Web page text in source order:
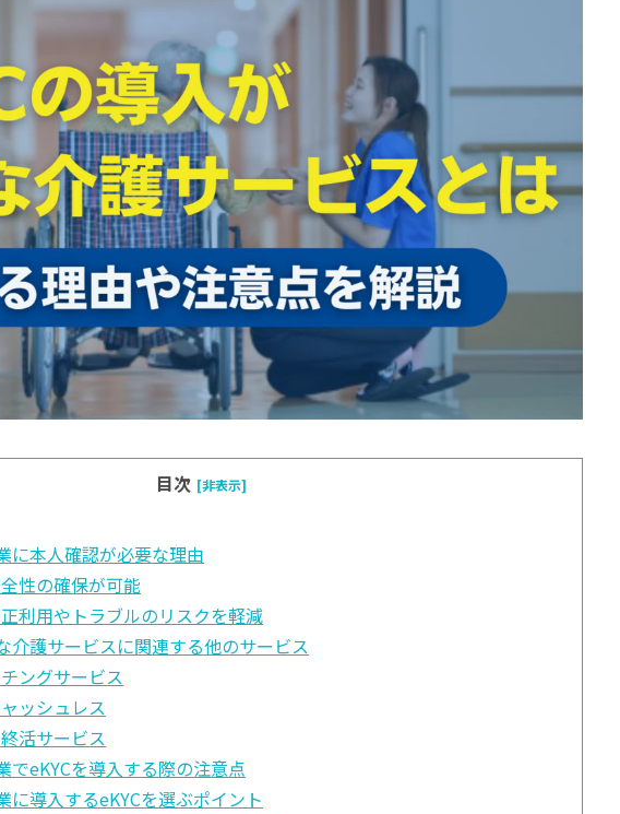
目次 [非表示]
に本人確認が必要な理由
性の確保が可能
利用やトラブルのリスクを軽減
介護サービスに関連する他のサービス
ングサービス
ッシュレス
活サービス
でeKYCを導入する際の注意点
に導入するeKYCを選ぶポイント